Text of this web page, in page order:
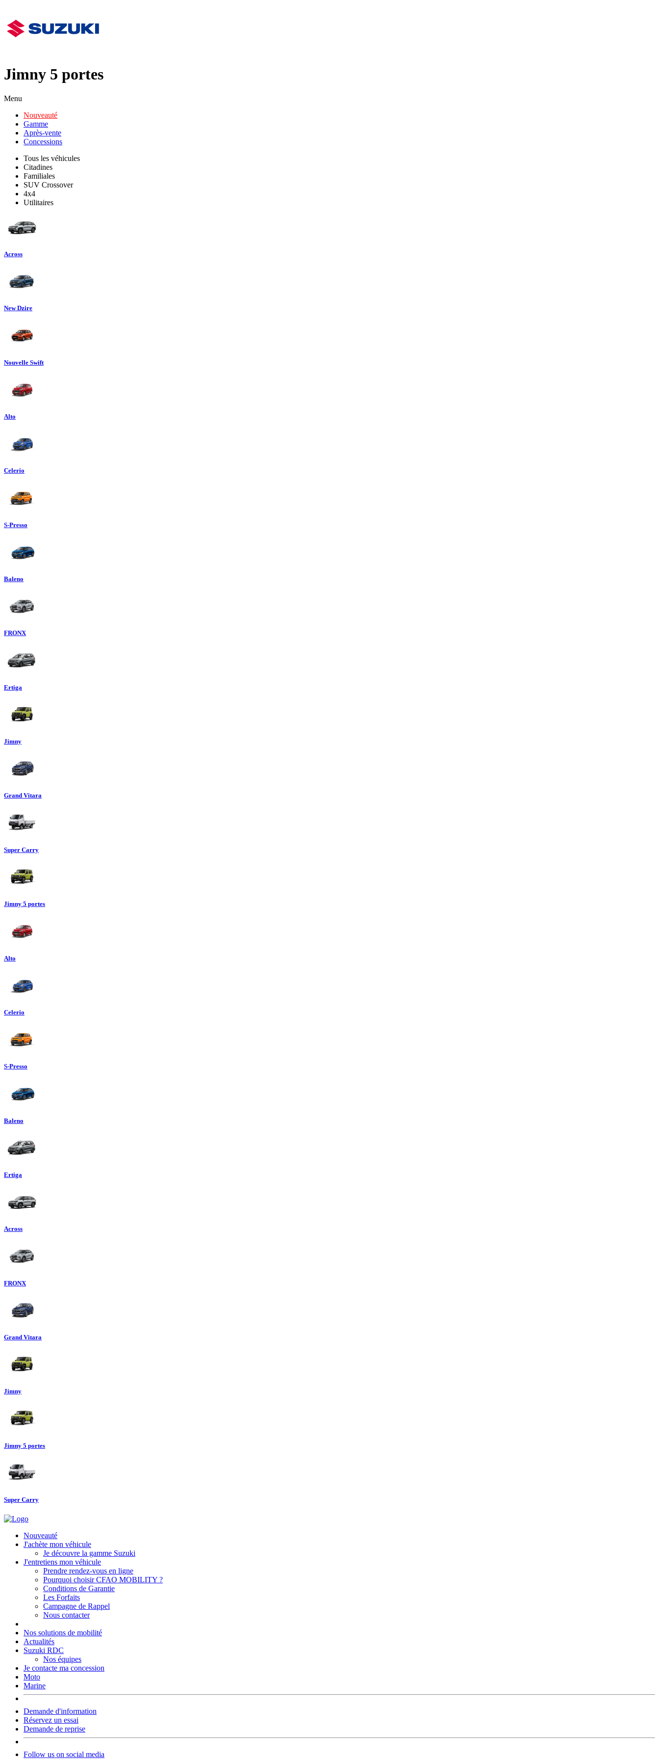
Jimny 5 portes
Menu
Nouveauté
Gamme
Après-vente
Concessions
Tous les véhicules
Citadines
Familiales
SUV Crossover
4x4
Utilitaires
Across
New Dzire
Nouvelle Swift
Alto
Celerio
S-Presso
Baleno
FRONX
Ertiga
Jimny
Grand Vitara
Super Carry
Jimny 5 portes
Alto
Celerio
S-Presso
Baleno
Ertiga
Across
FRONX
Grand Vitara
Jimny
Jimny 5 portes
Super Carry
Nouveauté
J'achète mon véhicule
Je découvre la gamme Suzuki
J'entretiens mon véhicule
Prendre rendez-vous en ligne
Pourquoi choisir CFAO MOBILITY ?
Conditions de Garantie
Les Forfaits
Campagne de Rappel
Nous contacter
Nos solutions de mobilité
Actualités
Suzuki RDC
Nos équipes
Je contacte ma concession
Moto
Marine
Demande d'information
Réservez un essai
Demande de reprise
Follow us on social media